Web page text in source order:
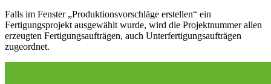
Falls im Fenster „Produktionsvorschläge erstellen“ ein
Fertigungsprojekt ausgewählt wurde, wird die Projektnummer allen
erzeugten Fertigungsaufträgen, auch Unterfertigungsaufträgen
zugeordnet.